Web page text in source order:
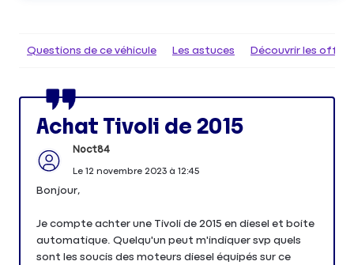
Questions de ce véhicule Les astuces Découvrir les
Achat Tivoli de 2015
Noct84
Le 12 novembre 2023à 12:45
Bonjour,
Je compte achter une Tivoli de 2015 en diesel et boite
automatique. Quelqu'un peut m'indiquer svp quels
sont les soucis des moteurs diesel équipés sur ce